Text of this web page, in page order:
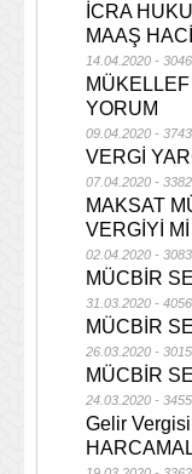
İCRA
MAAŞ
14.04.2020 -
YORUM
09.04.2020 -
VERGİ
07.04.2020 -
MAKSAT
VERGİYİ
02.04.2020 -
MÜCBİR
31.03.2020 -
MÜCBİR
26.03.2020 -
MÜCBİR
24.03.2020 -
Gelir Vergisi